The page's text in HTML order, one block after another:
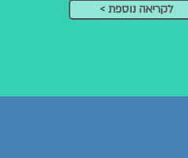
< לקריאה נוספת